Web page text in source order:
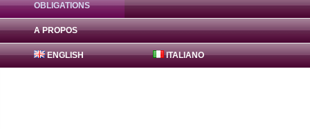
OBLIGATIONS
A PROPOS
ENGLISH ITALIANO
Obligation Bajaj Finance Obligations 0% (